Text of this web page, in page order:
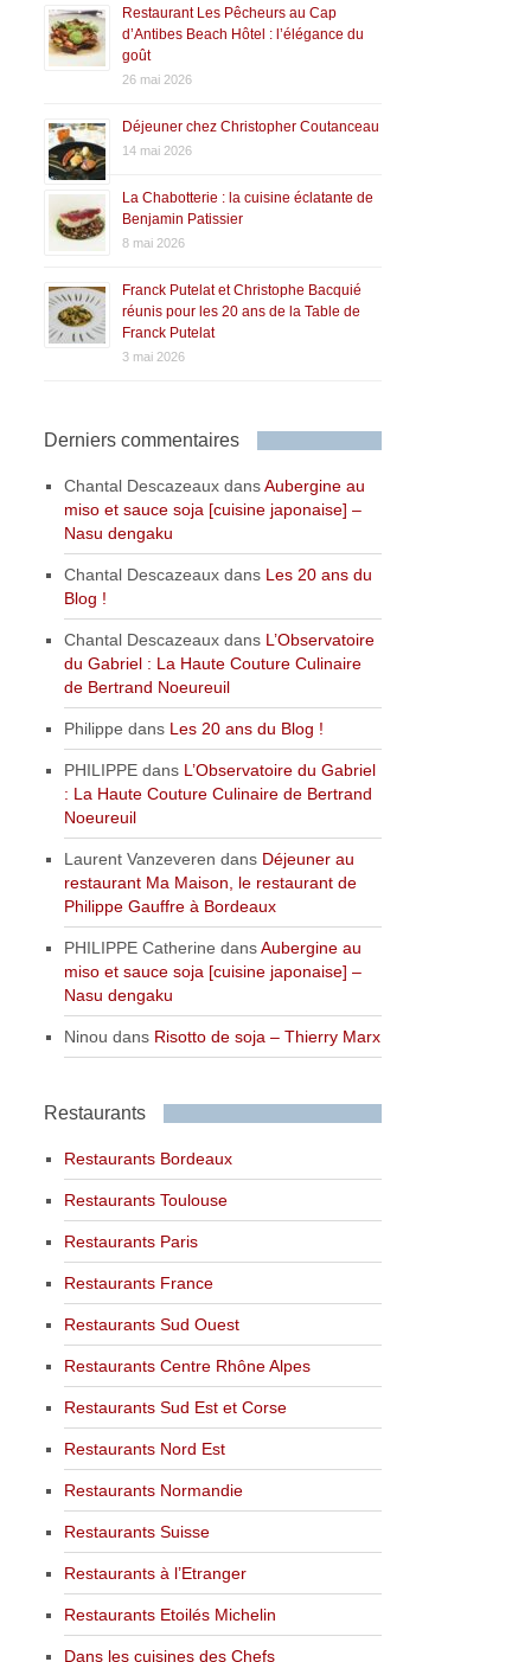
Restaurant Les Pêcheurs au Cap
d’Antibes Beach Hôtel : l’élégance du
goût
26 mai 2026
Déjeuner chez Christopher Coutanceau
14 mai 2026
La Chabotterie : la cuisine éclatante de
Benjamin Patissier
8 mai 2026
Franck Putelat et Christophe Bacquié
réunis pour les 20 ans de la Table de
Franck Putelat
3 mai 2026
Derniers commentaires
Chantal Descazeaux dansAubergine au
miso et sauce soja [cuisine japonaise] –
Nasu dengaku
Chantal Descazeaux dans Les 20 ans du
Blog !
Chantal Descazeaux dans L’Observatoire
du Gabriel : La Haute Couture Culinaire
de Bertrand Noeureuil
Philippe dans Les 20 ans du Blog !
PHILIPPE dans L’Observatoire du Gabriel
: La Haute Couture Culinaire de Bertrand
Noeureuil
Laurent Vanzeveren dans Déjeuner au
restaurant Ma Maison, le restaurant de
Philippe Gauffre à Bordeaux
PHILIPPE Catherine dansAubergine au
miso et sauce soja [cuisine japonaise] –
Nasu dengaku
Ninou dans Risotto de soja – Thierry Marx
Restaurants
Restaurants Bordeaux
Restaurants Toulouse
Restaurants Paris
Restaurants France
Restaurants Sud Ouest
Restaurants Centre Rhône Alpes
Restaurants Sud Est et Corse
Restaurants Nord Est
Restaurants Normandie
Restaurants Suisse
Restaurants à l’Etranger
Restaurants Etoilés Michelin
Dans les cuisines des Chefs